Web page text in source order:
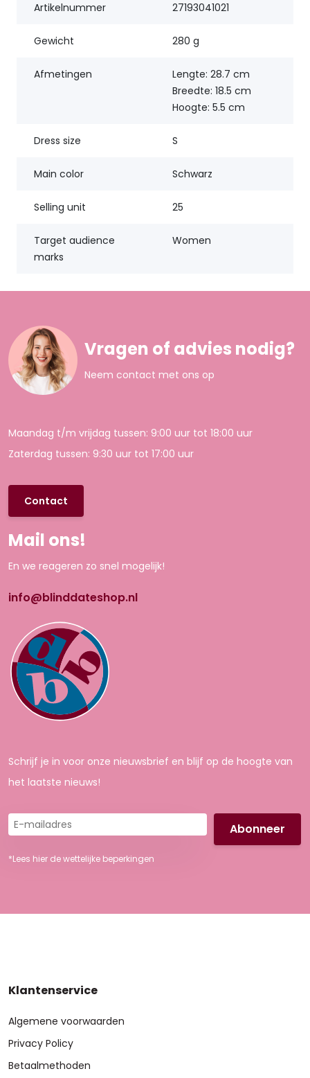
Artikelnummer 27193041021
Gewicht 280 g
Afmetingen
Lengte: 28.7 cm
Breedte: 18.5 cm
Hoogte: 5.5 cm
Dress size S
Main color Schwarz
Selling unit 25
Target audience
marks
Women
Vragen of advies nodig?
Neem contact met ons op
Maandag t/m vrijdag tussen: 9:00 uur tot 18:00 uur
Zaterdag tussen: 9:30 uur tot 17:00 uur
Contact
Mail ons!
En we reageren zo snel mogelijk!
info@blinddateshop.nl
Schrijf je in voor onze nieuwsbrief en blijf op de hoogte van
het laatste nieuws!
E-
mailadres
*Lees hier de wettelijke beperkingen
Klantenservice
Algemene voorwaarden
Privacy Policy
Betaalmethoden